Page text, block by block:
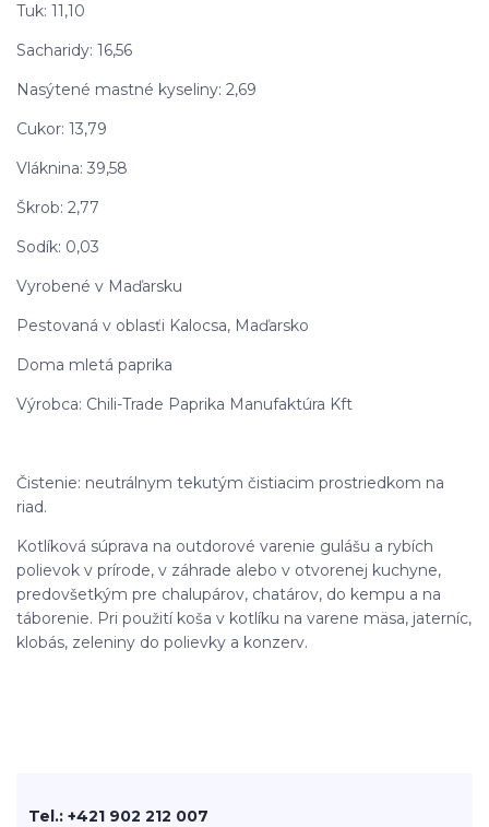
Tuk: 11,10
Sacharidy: 16,56
Nasýtené mastné kyseliny: 2,69
Cukor: 13,79
Vláknina: 39,58
Škrob: 2,77
Sodík: 0,03
Vyrobené v Maďarsku
Pestovaná v oblasťi Kalocsa, Maďarsko
Doma mletá paprika
Výrobca: Chili-Trade Paprika Manufaktúra Kft
Čistenie: neutrálnym tekutým čistiacim prostriedkom na
riad.
Kotlíková súprava na outdorové varenie gulášu a rybích
polievok v prírode, v záhrade alebo v otvorenej kuchyne,
predovšetkým pre chalupárov, chatárov, do kempu a na
táborenie. Pri použití koša v kotlíku na varene mäsa, jaterníc,
klobás, zeleniny do polievky a konzerv.
Tel.: +421 902 212 007